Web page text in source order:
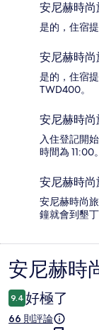
安尼赫時尚
是的，住宿
安尼赫時尚
是的，住宿
TWD400。
安尼赫時尚
入住登記開
時間為 11:00。
安尼赫時尚
安尼赫時尚
鐘就會到墾
評
論
安尼赫時
9.4 好極了
66 則評論